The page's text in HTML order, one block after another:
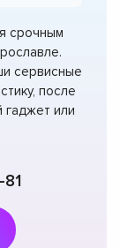
срочным
сервисные
после
гаджет или